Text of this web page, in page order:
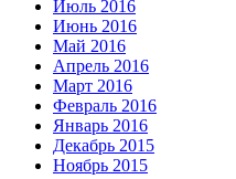
Июль 2016
Июнь 2016
Май 2016
Апрель 2016
Март 2016
Февраль 2016
Январь 2016
Декабрь 2015
Ноябрь 2015